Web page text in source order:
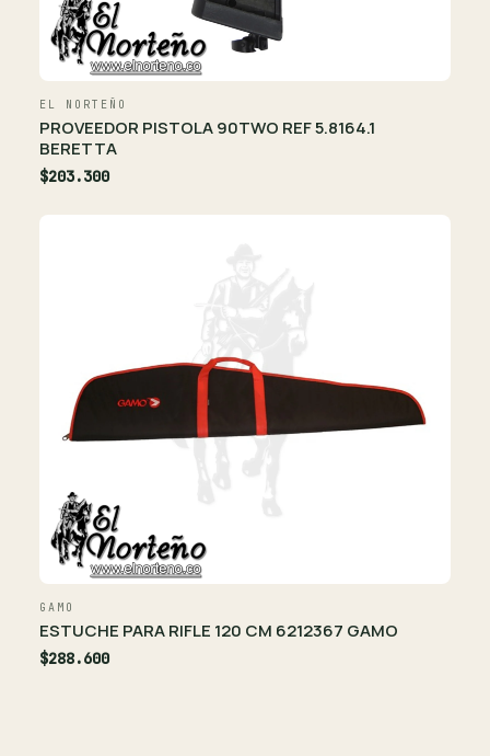
EL NORTEÑO
PROVEEDOR PISTOLA 90TWO REF 5.8164.1
BERETTA
$203.300
GAMO
ESTUCHE PARA RIFLE 120 CM 6212367 GAMO
$288.600